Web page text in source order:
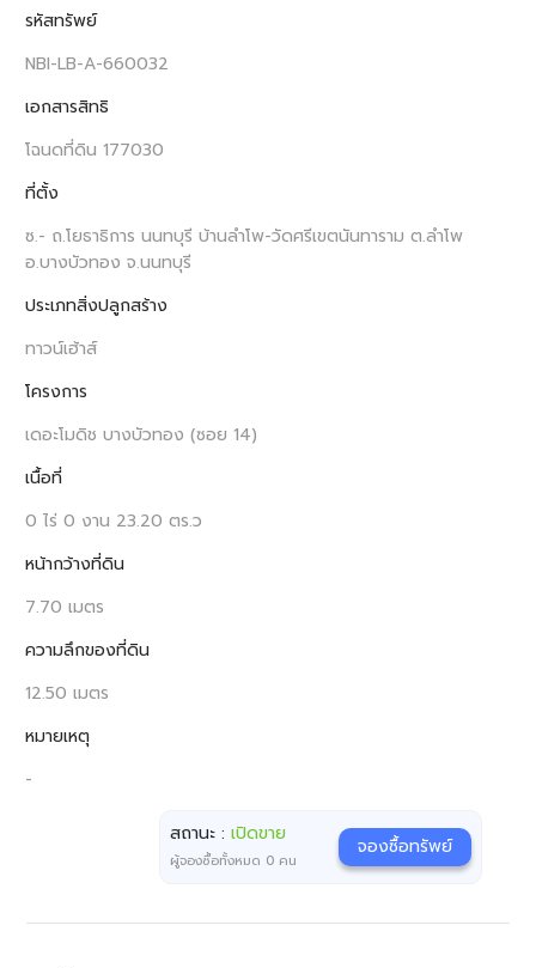
รหัสทรัพย์
NBI-LB-A-660032
เอกสารสิทธิ
โฉนดที่ดิน 177030
ที่ตั้ง
ซ.- ถ.โยธาธิการ นนทบุรี บ้านลำโพ-วัดศรีเขตนันทาราม ต.ลำโพ
อ.บางบัวทอง จ.นนทบุรี
ประเภทสิ่งปลูกสร้าง
ทาวน์เฮ้าส์
โครงการ
เดอะโมดิช บางบัวทอง (ซอย 14)
เนื้อที่
0 ไร่ 0 งาน 23.20 ตร.ว
หน้ากว้างที่ดิน
7.70 เมตร
ความลึกของที่ดิน
12.50 เมตร
หมายเหตุ
-
สถานะ :เปิดขาย
ผู้จองซื้อทั้งหมด 0 คน
จองซื้อทรัพย์